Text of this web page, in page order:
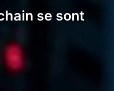
se sont